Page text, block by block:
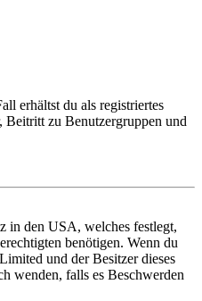
erhältst du als registriertes
zu Benutzergruppen und
in den USA, welches festlegt,
benötigen. Wenn du
und der Besitzer dieses
wenden, falls es Beschwerden